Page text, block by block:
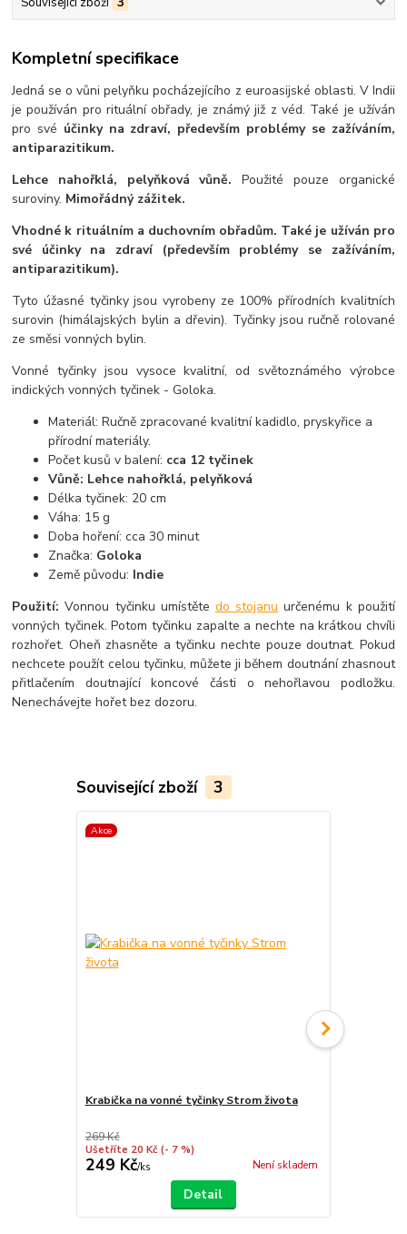
Kompletní specifikace
Jedná se o vůni pelyňku pocházejícího z euroasijské oblasti. V Indii
je používán pro rituální obřady, je známý již z véd. Také je užíván
pro své účinky na zdraví, především problémy se zažíváním,
antiparazitikum.
Lehce nahořklá, pelyňková vůně.Použité pouze organické
suroviny. Mimořádný zážitek.
Vhodné k rituálním a duchovním obřadům. Také je užíván pro
své účinky na zdraví (především problémy se zažíváním,
antiparazitikum).
Tyto úžasné tyčinky jsou vyrobeny ze 100% přírodních kvalitních
surovin (himálajských bylin a dřevin). Tyčinky jsou ručně rolované
ze směsi vonných bylin.
Vonné tyčinky jsou vysoce kvalitní, od světoznámého výrobce
indických vonných tyčinek - Goloka.
Materiál: Ručně zpracované kvalitní kadidlo, pryskyřice a
přírodní materiály.
Počet kusů v balení: cca 12 tyčinek
Vůně: Lehce nahořklá, pelyňková
Délka tyčinek: 20 cm
Váha: 15 g
Doba hoření: cca 30 minut
Značka: Goloka
Země původu: Indie
Použití:Vonnou tyčinku umístěte do stojanu určenému k použití
vonných tyčinek. Potom tyčinku zapalte a nechte na krátkou chvíli
rozhořet. Oheň zhasněte a tyčinku nechte pouze doutnat. Pokud
nechcete použít celou tyčinku, můžete ji během doutnání zhasnout
přitlačením doutnající koncové části o nehořlavou podložku.
Nenechávejte hořet bez dozoru.
Související zboží 3
Akce
Krabička na vonné tyčinky Strom života
269 Kč
Ušetříte 20 Kč (- 7 %)
249 Kč/ks Není skladem
Detail